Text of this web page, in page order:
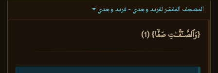
المصحف المفسّر لفريد وجدي - فريد وجدي
{وَٱلصَّـٰٓفَّـٰتِ صَفّٗا} (1)